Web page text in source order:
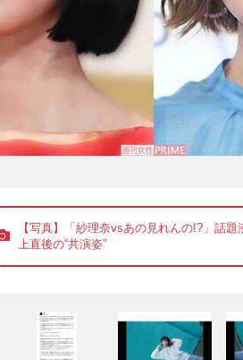
【写真】「紗理奈vsあの見れんの!?」話題
上直後の“共演姿”